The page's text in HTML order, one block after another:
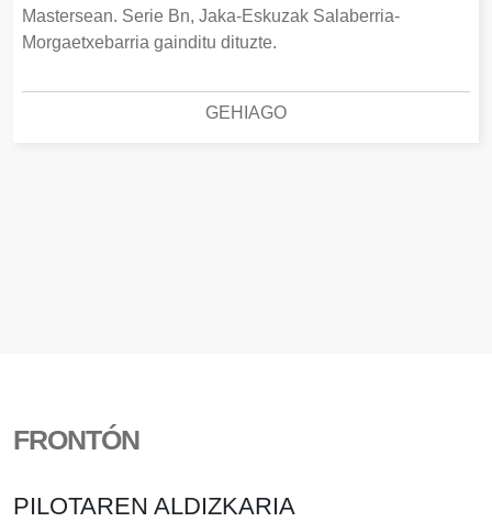
Mastersean. Serie Bn, Jaka-Eskuzak Salaberria-
Morgaetxebarria gainditu dituzte.
GEHIAGO
FRONTÓN
PILOTAREN ALDIZKARIA